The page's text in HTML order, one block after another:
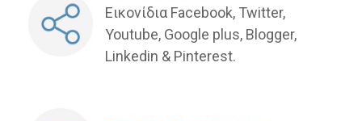
Εικονίδια Facebook, Twitter,
Youtube, Google plus, Blogger,
Linkedin & Pinterest.